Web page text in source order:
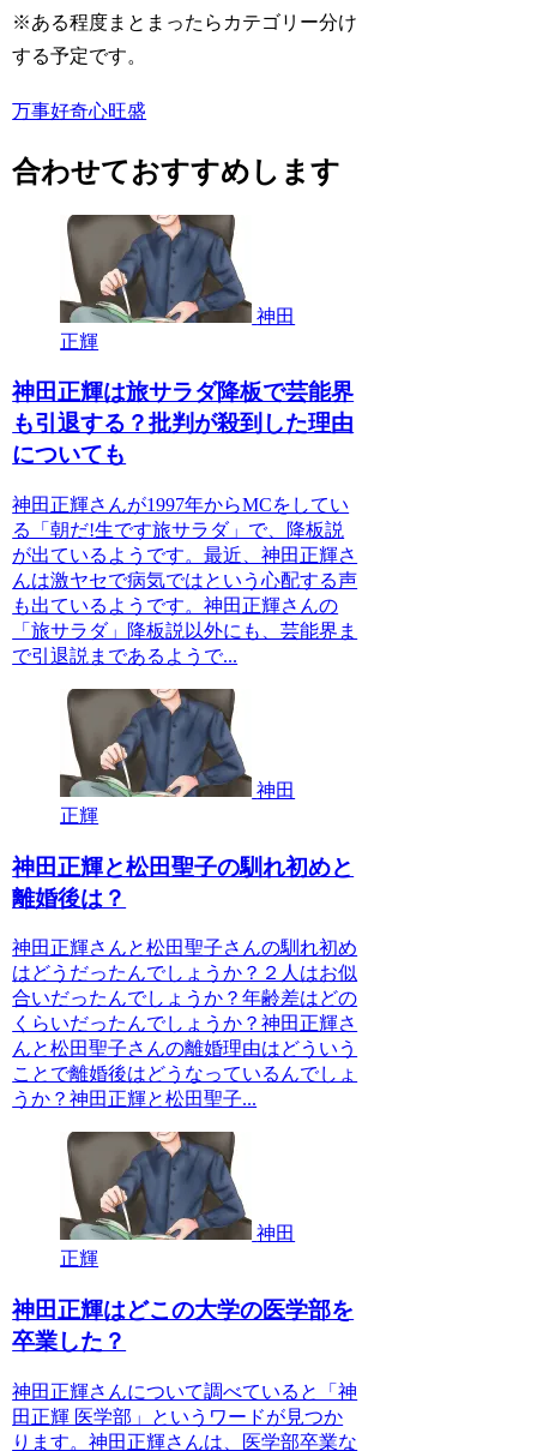
※ある程度まとまったらカテゴリー分け
する予定です。
万事好奇心旺盛
合わせておすすめします
神田
正輝
神田正輝は旅サラダ降板で芸能界
も引退する？批判が殺到した理由
についても
神田正輝さんが1997年からMCをしてい
る「朝だ!生です旅サラダ」で、降板説
が出ているようです。最近、神田正輝さ
んは激ヤセで病気ではという心配する声
も出ているようです。神田正輝さんの
「旅サラダ」降板説以外にも、芸能界ま
で引退説まであるようで...
神田
正輝
神田正輝と松田聖子の馴れ初めと
離婚後は？
神田正輝さんと松田聖子さんの馴れ初め
はどうだったんでしょうか？２人はお似
合いだったんでしょうか？年齢差はどの
くらいだったんでしょうか？神田正輝さ
んと松田聖子さんの離婚理由はどういう
ことで離婚後はどうなっているんでしょ
うか？神田正輝と松田聖子...
神田
正輝
神田正輝はどこの大学の医学部を
卒業した？
神田正輝さんについて調べていると「神
田正輝 医学部」というワードが見つか
ります。神田正輝さんは、医学部卒業な